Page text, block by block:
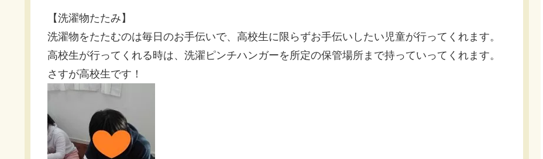
【洗濯物たたみ】
洗濯物をたたむのは毎日のお手伝いで、高校生に限らずお手伝いしたい児童が行ってくれます。
高校生が行ってくれる時は、洗濯ピンチハンガーを所定の保管場所まで持っていってくれます。
さすが高校生です！